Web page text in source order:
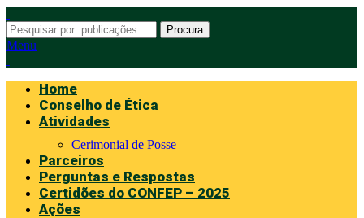
Procura
Menu
Home
Conselho de Ética
Atividades
Cerimonial de Posse
Parceiros
Perguntas e Respostas
Certidões do CONFEP – 2025
Ações